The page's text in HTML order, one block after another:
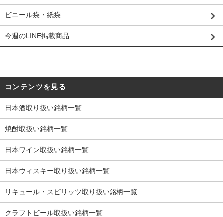
ビニール袋・紙袋
今週のLINE掲載商品
コンテンツを見る
日本酒取り扱い銘柄一覧
焼酎取扱い銘柄一覧
日本ワイン取扱い銘柄一覧
日本ウィスキー取り扱い銘柄一覧
リキュール・スピリッツ取り扱い銘柄一覧
クラフトビール取扱い銘柄一覧